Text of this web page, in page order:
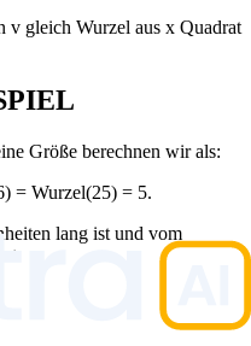
v gleich Wurzel aus x Quadrat
Größe berechnen wir als:
= Wurzel(25) = 5.
lang ist und vom